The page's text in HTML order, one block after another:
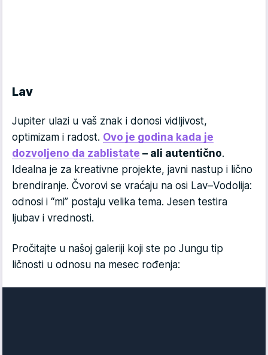
Lav
Jupiter ulazi u vaš znak i donosi vidljivost,
optimizam i radost. Ovo je godina kada je
dozvoljeno da zablistate – ali autentično.
Idealna je za kreativne projekte, javni nastup i lično
brendiranje. Čvorovi se vraćaju na osi Lav–Vodolija:
odnosi i “mi” postaju velika tema. Jesen testira
ljubav i vrednosti.
Pročitajte u našoj galeriji koji ste po Jungu tip
ličnosti u odnosu na mesec rođenja: